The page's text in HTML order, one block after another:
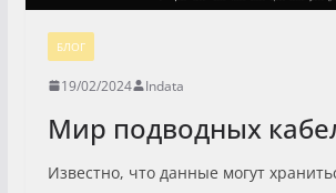
БЛОГ
19/02/2024 Indata
Мир подводных
Известно, что данные могут